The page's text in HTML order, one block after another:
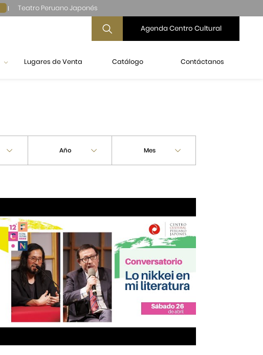
Teatro Peruano Japonés
Agenda Centro Cultural
Lugares de Venta Catálogo Contáctanos
Año Mes